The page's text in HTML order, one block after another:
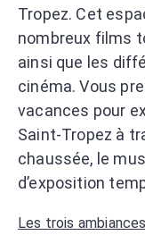
Tropez. Cet
nombreux films
ainsi que les
cinéma. Vous
vacances pour
Saint-Tropez à
chaussée, le
d’exposition
Les trois